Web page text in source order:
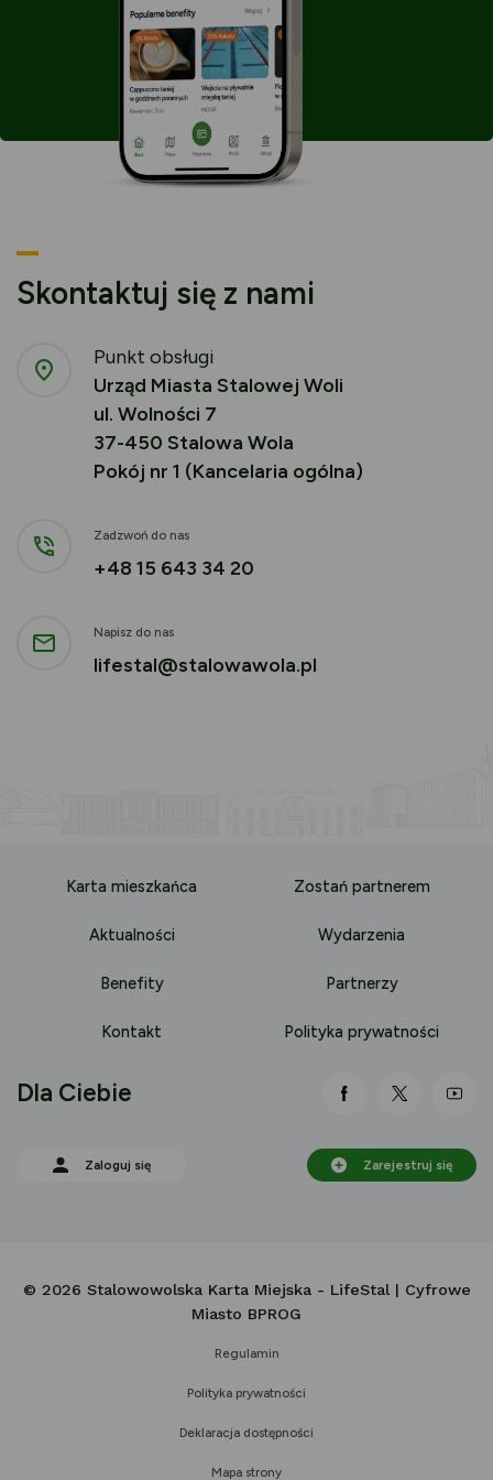
Skontaktuj się z nami
Punkt obsługi
Urząd Miasta Stalowej Woli
ul. Wolności 7
37-450 Stalowa Wola
Pokój nr 1 (Kancelaria ogólna)
Zadzwoń do nas
+48 15 643 34 20
Napisz do nas
lifestal@stalowawola.pl
Karta mieszkańca Zostań partnerem
Aktualności Wydarzenia
Benefity Partnerzy
Kontakt Polityka prywatności
link otwiera się
link
Dla Ciebie
Zaloguj się Zarejestruj się
© 2026 Stalowowolska Karta Miejska - LifeStal | Cyfrowe
Miasto BPROG
Regulamin
Polityka prywatności
Deklaracja dostępności
Mapa strony